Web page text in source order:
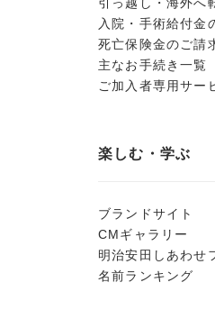
入院・手術給付金
死亡保険金のご請
主なお手続き一覧
ご加入者専用サー
楽しむ・学ぶ
ブランドサイト
CMギャラリー
明治安田しあわせ
名前ランキング